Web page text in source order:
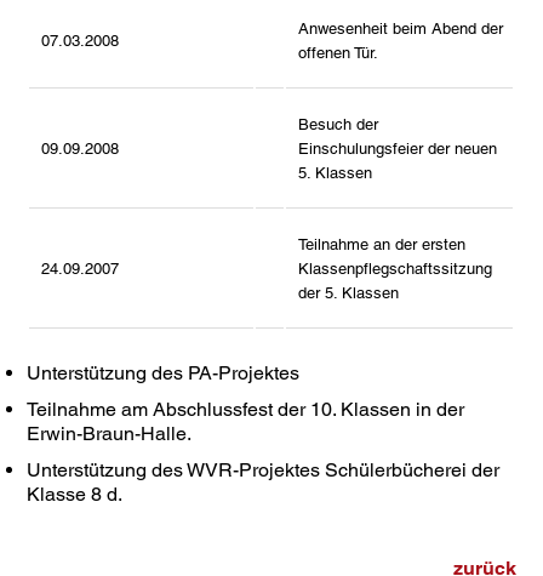
07.03.2008
Anwesenheit beim Abend der
offenen Tür.
09.09.2008
Besuch der
Einschulungsfeier der neuen
5. Klassen
24.09.2007
Teilnahme an der ersten
Klassenpflegschaftssitzung
der 5. Klassen
Unterstützung des PA-Projektes
Teilnahme am Abschlussfest der 10. Klassen in der
Erwin-Braun-Halle.
Unterstützung des WVR-Projektes Schülerbücherei der
Klasse 8 d.
zurück